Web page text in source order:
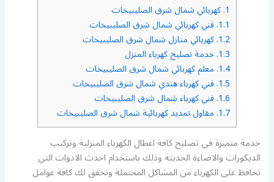
1. كهربائي شمال شرق الصليبيخات
1.1. فني كهربائي شمال شرق الصليبيخات
1.2. كهربائي منازل شمال شرق الصليبيخات
1.3. خدمة تصليح كهرباء المنزل
1.4. معلم كهربائي شمال شرق الصليبيخات
1.5. فني كهرباء هندي شمال شرق الصليبيخات
1.6. فني كهرباء شمال شرق الصليبيخات
1.7. مقاول تمديد كهربائية شمال شرق الصليبيخات
خدمة متميزة في تصليح كافة اعطال الكهرباء المنزلية وتركيب
الديكورات والاضاءة الحديثة وذلك باستخدام احدث الادوات التي
تحافظ على الكهرباء من المشاكل المحتملة وتحقق لك كافة عوامل